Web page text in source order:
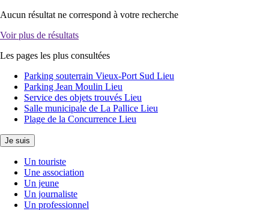
Aucun résultat ne correspond à votre recherche
Voir plus de résultats
Les pages les plus consultées
Parking souterrain Vieux-Port Sud Lieu
Parking Jean Moulin Lieu
Service des objets trouvés Lieu
Salle municipale de La Pallice Lieu
Plage de la Concurrence Lieu
Je suis
Un touriste
Une association
Un jeune
Un journaliste
Un professionnel